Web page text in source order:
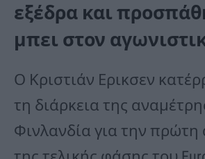
εξέδρα και
μπει στον
Ο Κριστιάν Ερικσεν
τη διάρκεια της
Φινλανδία για την πρώτη